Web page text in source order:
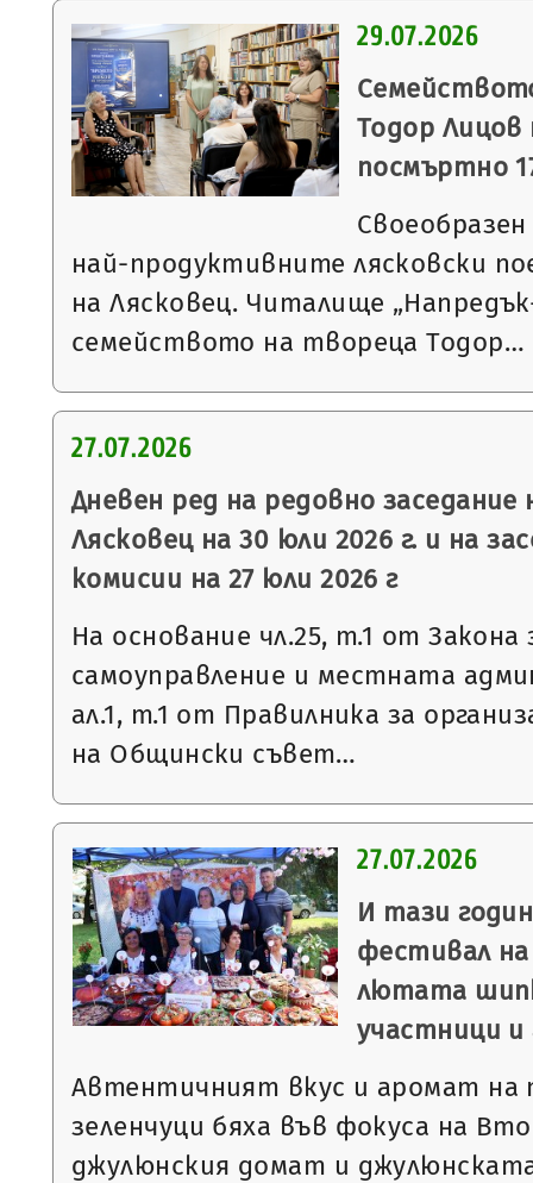
29.07.2026
Тодор
посмъртно
най-продуктивните лясковски
на Лясковец. Читалище
семейството на твореца Тодор…
27.07.2026
Дневен ред на редовно
Лясковец на 30 юли 2026 г. и на
комисии на 27 юли 2026 г
На основание чл.25, т.1 от
самоуправление и местната
ал.1, т.1 от Правилника за
на Общински съвет…
27.07.2026
И тази
фестивал
лютата
участници
Автентичният вкус и аромат
зеленчуци бяха във фокуса на
джулюнския домат и